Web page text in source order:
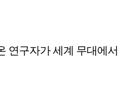
연구자가 세계 무대에서